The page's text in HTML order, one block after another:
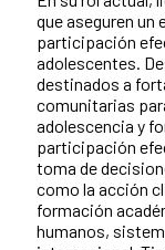
que aseguren un
participación
adolescentes.
destinados a
comunitarias
adolescencia y
participación
toma de
como la acción
formación
humanos,